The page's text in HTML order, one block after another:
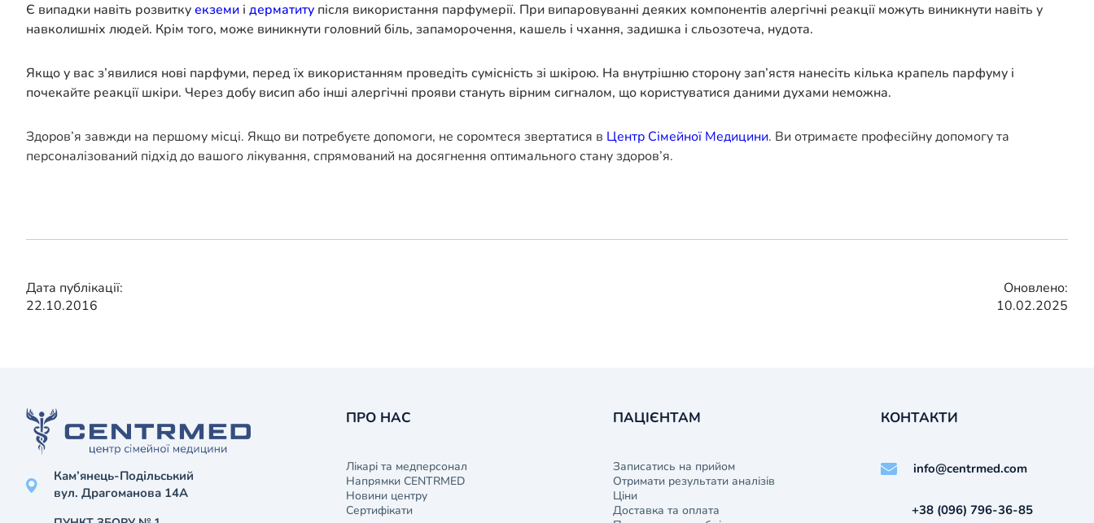
Є випадки навіть розвиткуекземи і дерматиту після використання парфумерії. При випаровуванні деяких компонентів алергічні реакції можуть виникнути навіть у
навколишніх людей. Крім того, може виникнути головний біль, запаморочення, кашель і чхання, задишка і сльозотеча, нудота.
Якщо у вас з’явилися нові парфуми, перед їх використанням проведіть сумісність зі шкірою. На внутрішню сторону зап’ястя нанесіть кілька крапель парфуму і
почекайте реакції шкіри. Через добу висип або інші алергічні прояви стануть вірним сигналом, що користуватися даними духами неможна.
Здоров’я завжди на першому місці. Якщо ви потребуєте допомоги, не соромтеся звертатися в Центр Сімейної Медицини. Ви отримаєте професійну допомогу та
персоналізований підхід до вашого лікування, спрямований на досягнення оптимального стану здоров’я.
Дата публікації:
22.10.2016
Оновлено:
10.02.2025
Кам’янець-Подільський
вул. Драгоманова 14А
ПРО НАС
Лікарі та медперсонал
Напрямки CENTRMED
Новини центру
Сертифікати
ПАЦІЄНТАМ
Записатись на прийом
Отримати результати аналізів
Ціни
Доставка та оплата
КОНТАКТИ
info@centrmed.com
+38 (096) 796-36-85